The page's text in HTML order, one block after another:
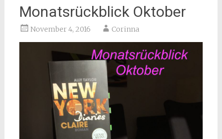
Monatsrückblick Oktober
November 4, 2016 Corinna